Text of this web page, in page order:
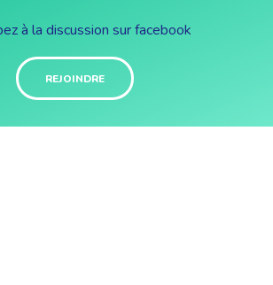
à la discussion sur facebook
REJOINDRE